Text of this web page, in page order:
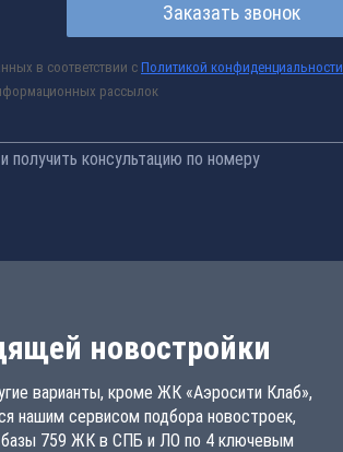
Заказать звонок
в соответствии с Политикой конфиденциальности
рассылок
консультацию по номеру
новостройки
варианты, кроме ЖК «Аэросити Клаб»,
нашим сервисом подбора новостроек,
базы 759 ЖК в СПБ и ЛО по 4 ключевым